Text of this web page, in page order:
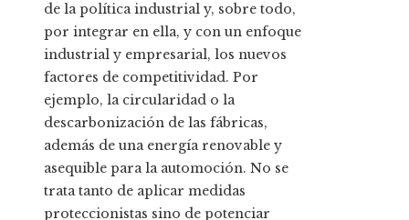
de la política industrial y, sobre todo,
por integrar en ella, y con un enfoque
industrial y empresarial, los nuevos
factores de competitividad. Por
ejemplo, la circularidad o la
descarbonización de las fábricas,
además de una energía renovable y
asequible para la automoción. No se
trata tanto de aplicar medidas
proteccionistas sino de potenciar